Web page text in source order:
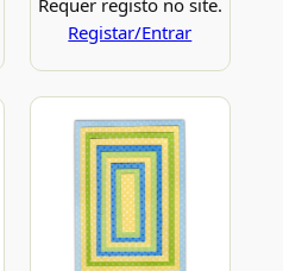
Requer registo no site.
Registar/Entrar